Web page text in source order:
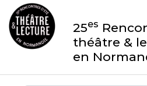
25es
théâtre &
en